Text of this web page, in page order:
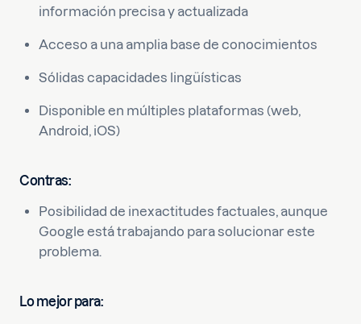
información precisa y actualizada
Acceso a una amplia base de conocimientos
Sólidas capacidades lingüísticas
Disponible en múltiples plataformas (web,
Android, iOS)
Contras:
Posibilidad de inexactitudes factuales, aunque
Google está trabajando para solucionar este
problema.
Lo mejor para: